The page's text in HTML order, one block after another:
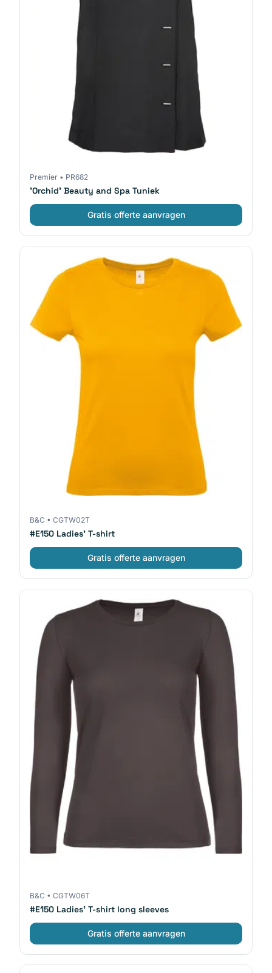
Premier • PR682
'Orchid' Beauty and Spa Tuniek
Gratis offerte aanvragen
B&C • CGTW02T
#E150 Ladies' T-shirt
Gratis offerte aanvragen
B&C • CGTW06T
#E150 Ladies' T-shirt long sleeves
Gratis offerte aanvragen